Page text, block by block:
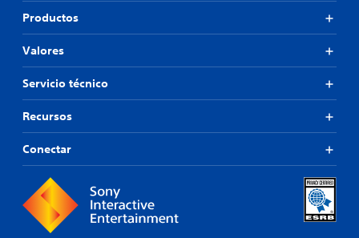
Productos
Valores
Servicio técnico
Recursos
Conectar